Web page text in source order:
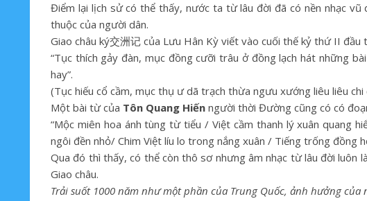
Điểm lại lịch sử có thể thấy, nước ta từ lâu đời đã có nền nhạc vũ
thuộc của người dân.
Giao châu ký交洲记 của Lưu Hân Kỳ viết vào cuối thế kỷ thứ II
“Tục thích gảy đàn, mục đồng cưỡi trâu ở đồng lạch hát những
hay”.
(Tục hiếu cổ cầm, mục thụ ư dã trạch thừa ngưu xướng liêu liêu
Một bài từ của Tôn Quang Hiến người thời Đường cũng có có
“Mộc miên hoa ánh tùng từ tiểu / Việt cầm thanh lý xuân quang
ngôi đền nhỏ/ Chim Việt líu lo trong nắng xuân / Tiếng trống đồng
Qua đó thì thấy, có thể còn thô sơ nhưng âm nhạc từ lâu đời
Giao châu.
Trải suốt 1000 năm như một phần của Trung Quốc, ảnh hưởng